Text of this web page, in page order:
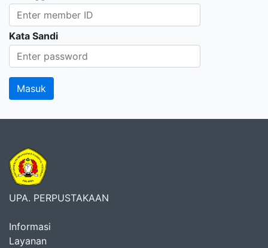
Kata Sandi
UPA. PERPUSTAKAAN
Informasi
Layanan